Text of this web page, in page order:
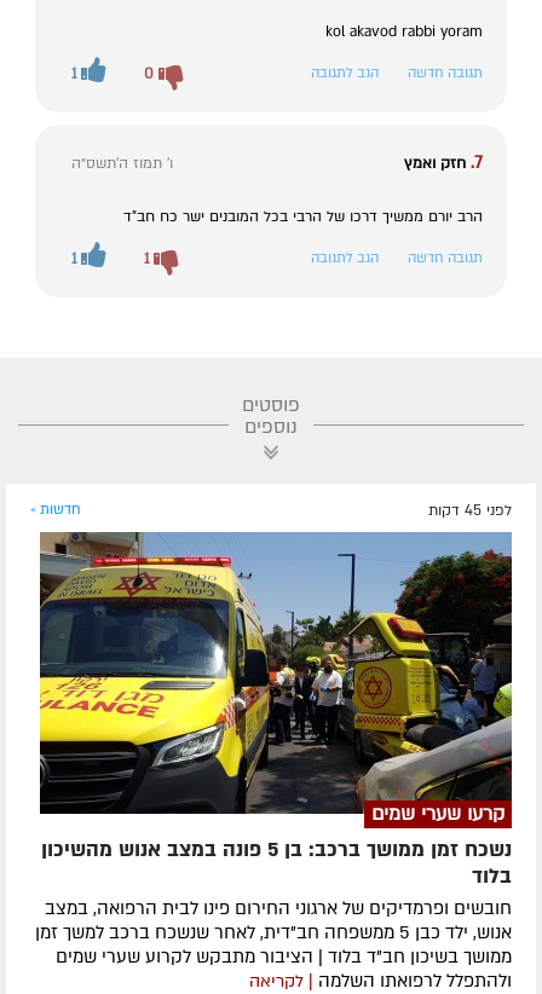
kol akavod rabbi yoram
תגובה חדשה הגב לתגובה 1 0
7. חזק ואמץ ו' תמוז ה׳תשס״ה
הרב יורם ממשיך דרכו של הרבי בכל המובנים ישר כח חב"ד
תגובה חדשה הגב לתגובה 1 1
פוסטים
נוספים
לפני 45 דקות חדשות »
קרעו שערי שמים
נשכח זמן ממושך ברכב: בן 5 פונה במצב אנוש מהשיכון
בלוד
חובשים ופרמדיקים של ארגוני החירום פינו לבית הרפואה, במצב
אנוש, ילד כבן 5 ממשפחה חב"דית, לאחר שנשכח ברכב למשך זמן
ממושך בשיכון חב"ד בלוד | הציבור מתבקש לקרוע שערי שמים
ולהתפלל לרפואתו השלמה | לקריאה